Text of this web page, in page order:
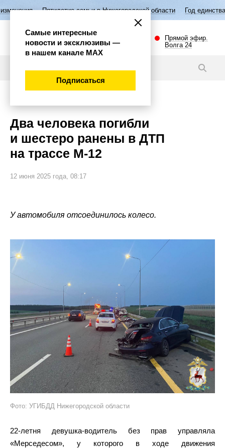
семьи в Нижегородской области Год единства народов
Прямой эфир.
Волга 24
Два человека погибли
и шестеро ранены в ДТП
на трассе М-12
12 июня 2025 года, 08:17
У автомобиля отсоединилось колесо.
Фото: УГИБДД Нижегородской области
22-летня девушка-водитель без прав управляла
«Мерседесом», у которого в ходе движения
Самые интересные
новости и эксклюзивы —
в нашем канале МАХ
Подписаться